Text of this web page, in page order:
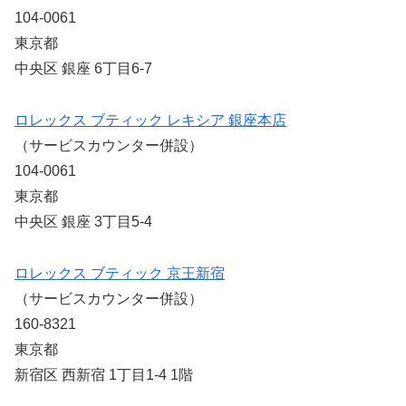
104-0061
東京都
中央区 銀座 6丁目6-7
ロレックス ブティック レキシア 銀座本店
（サービスカウンター併設）
104-0061
東京都
中央区 銀座 3丁目5-4
ロレックス ブティック 京王新宿
（サービスカウンター併設）
160-8321
東京都
新宿区 西新宿 1丁目1-4 1階